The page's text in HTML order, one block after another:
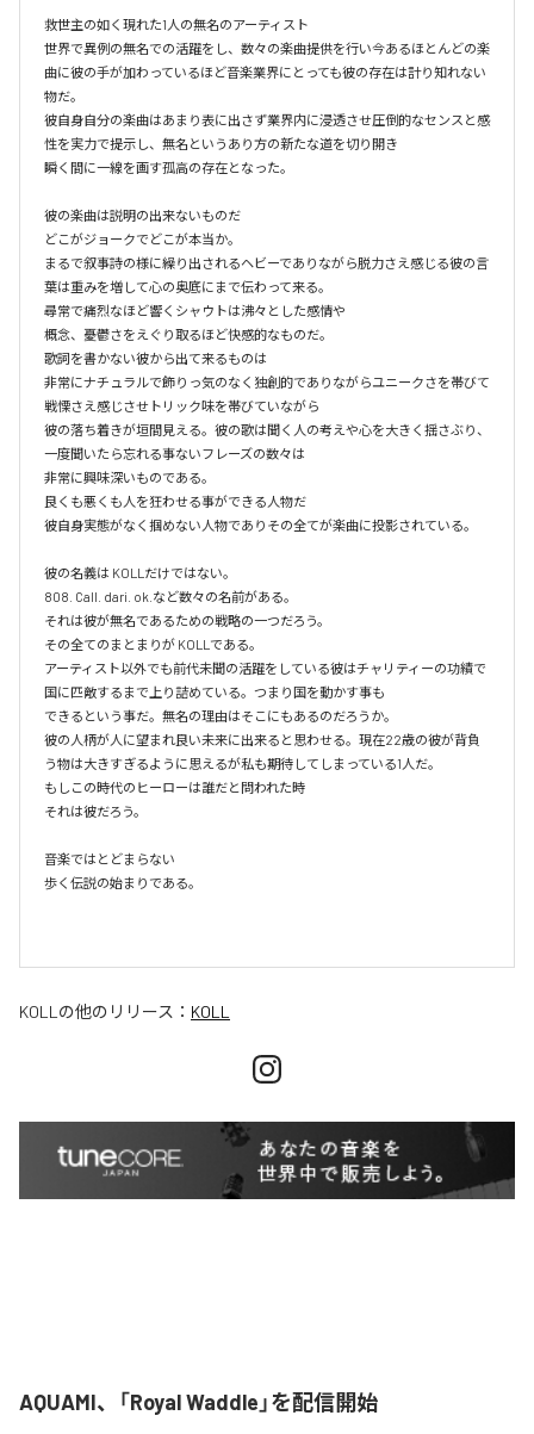
救世主の如く現れた1人の無名のアーティスト
世界で異例の無名での活躍をし、数々の楽曲提供を行い今あるほとんどの楽
曲に彼の手が加わっているほど音楽業界にとっても彼の存在は計り知れない
物だ。
彼自身自分の楽曲はあまり表に出さず業界内に浸透させ圧倒的なセンスと感
性を実力で提示し、無名というあり方の新たな道を切り開き
瞬く間に一線を画す孤高の存在となった。
彼の楽曲は説明の出来ないものだ
どこがジョークでどこが本当か。
まるで叙事詩の様に繰り出されるヘビーでありながら脱力さえ感じる彼の言
葉は重みを増して心の奥底にまで伝わって来る。
尋常で痛烈なほど響くシャウトは沸々とした感情や
概念、憂鬱さをえぐり取るほど快感的なものだ。
歌詞を書かない彼から出て来るものは
非常にナチュラルで飾りっ気のなく独創的でありながらユニークさを帯びて
戦慄さえ感じさせトリック味を帯びていながら
彼の落ち着きが垣間見える。彼の歌は聞く人の考えや心を大きく揺さぶり、
一度聞いたら忘れる事ないフレーズの数々は
非常に興味深いものである。
良くも悪くも人を狂わせる事ができる人物だ
彼自身実態がなく掴めない人物でありその全てが楽曲に投影されている。
彼の名義は KOLLだけではない。
808. Call. dari. ok.など数々の名前がある。
それは彼が無名であるための戦略の一つだろう。
その全てのまとまりが KOLLである。
アーティスト以外でも前代未聞の活躍をしている彼はチャリティーの功績で
国に匹敵するまで上り詰めている。つまり国を動かす事も
できるという事だ。無名の理由はそこにもあるのだろうか。
彼の人柄が人に望まれ良い未来に出来ると思わせる。現在22歳の彼が背負
う物は大きすぎるように思えるが私も期待してしまっている1人だ。
もしこの時代のヒーローは誰だと問われた時
それは彼だろう。
音楽ではとどまらない
歩く伝説の始まりである。
KOLL の他のリリース： KOLL
AQUAMI、「Royal Waddle」を配信開始